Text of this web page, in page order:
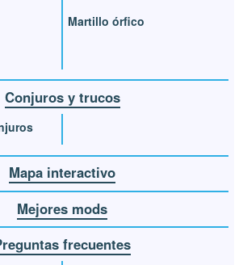
Martillo órfico
Conjuros y trucos
Mapa interactivo
Mejores mods
frecuentes